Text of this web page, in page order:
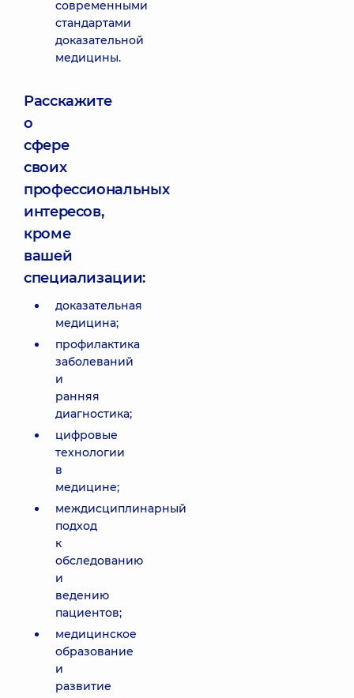
современными
стандартами
доказательной
медицины.
Расскажите
о
сфере
своих
профессиональных
интересов,
кроме
вашей
специализации:
доказательная
медицина;
профилактика
заболеваний
и
ранняя
диагностика;
цифровые
технологии
в
медицине;
междисциплинарный
подход
к
обследованию
и
ведению
пациентов;
медицинское
образование
и
развитие